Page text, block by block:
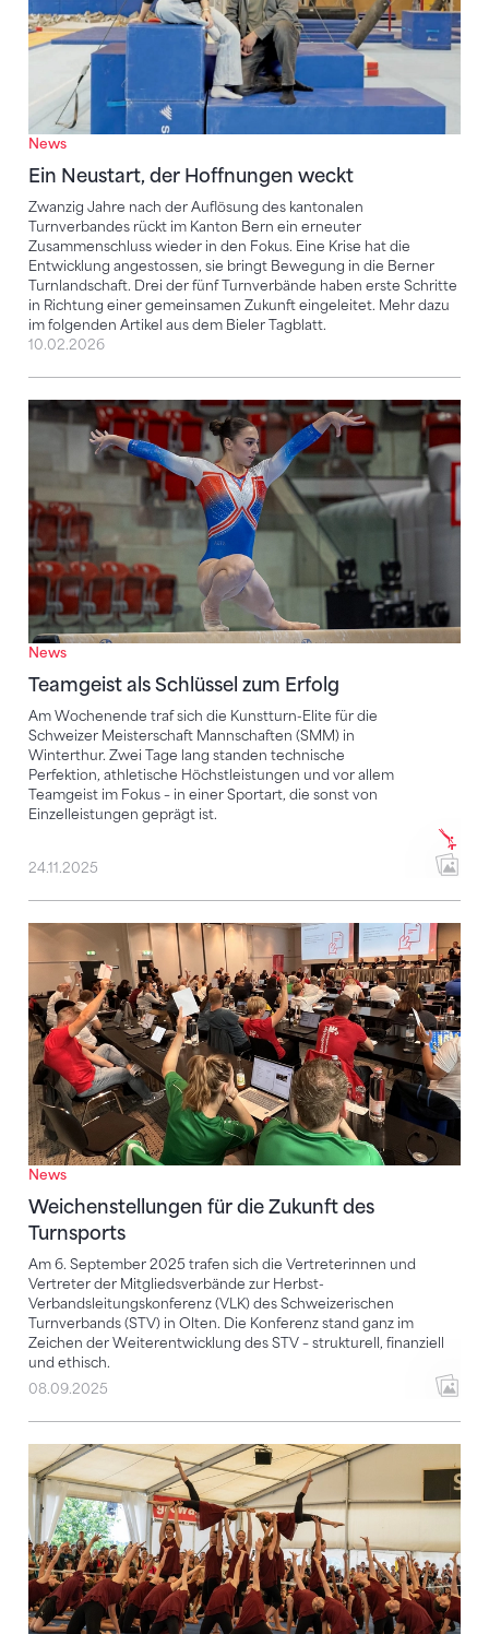
News
Ein Neustart, der Hoffnungen weckt
Zwanzig Jahre nach der Auflösung des kantonalen
Turnverbandes rückt im Kanton Bern ein erneuter
Zusammenschluss wieder in den Fokus. Eine Krise hat die
Entwicklung angestossen, sie bringt Bewegung in die Berner
Turnlandschaft. Drei der fünf Turnverbände haben erste Schritte
in Richtung einer gemeinsamen Zukunft eingeleitet. Mehr dazu
im folgenden Artikel aus dem Bieler Tagblatt.
10.02.2026
News
Teamgeist als Schlüssel zum Erfolg
Am Wochenende traf sich die Kunstturn-Elite für die
Schweizer Meisterschaft Mannschaften (SMM) in
Winterthur. Zwei Tage lang standen technische
Perfektion, athletische Höchstleistungen und vor allem
Teamgeist im Fokus – in einer Sportart, die sonst von
Einzelleistungen geprägt ist.
Teamgeist als Schlüssel zum Erfolg
24.11.2025
News
Weichenstellungen für die Zukunft des
Turnsports
Am 6. September 2025 trafen sich die Vertreterinnen und
Vertreter der Mitgliedsverbände zur Herbst-
Verbandsleitungskonferenz (VLK) des Schweizerischen
Turnverbands (STV) in Olten. Die Konferenz stand ganz im
Zeichen der Weiterentwicklung des STV – strukturell, finanziell
und ethisch.
Weichenstellungen für die Zukunft des Turnsports
08.09.2025
Das war die Turnfest-Saison 2024